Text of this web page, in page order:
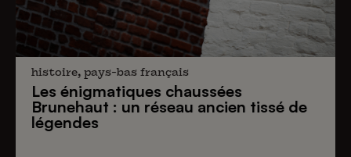
histoire, pays-bas français
Les énigmatiques chaussées
Brunehaut : un réseau ancien tissé de
légendes